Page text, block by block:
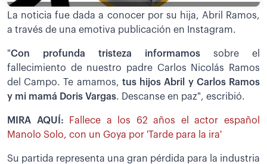
La noticia fue dada a conocer por su hija, Abril Ramos,
a través de una emotiva publicación en Instagram.
"Con profunda tristeza informamos sobre el
fallecimiento de nuestro padre Carlos Nicolás Ramos
del Campo. Te amamos, tus hijos Abril y Carlos Ramos
y mi mamá Doris Vargas. Descanse en paz", escribió.
MIRA AQUÍ:
Fallece a los 62 años el actor español
Manolo Solo, con un Goya por 'Tarde para la ira'
Su partida representa una gran pérdida para la industria